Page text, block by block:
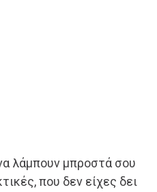
λάμπουν μπροστά σου
που δεν είχες δει